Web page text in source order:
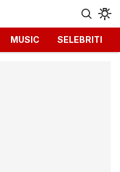
MUSIC SELEBRITI